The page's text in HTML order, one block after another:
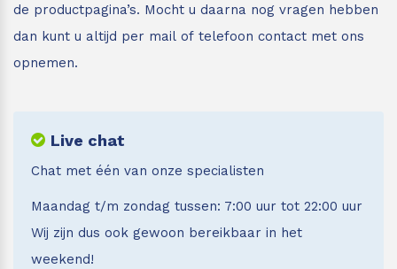
de productpagina’s. Mocht u daarna nog vragen hebben
dan kunt u altijd per mail of telefoon contact met ons
opnemen.
Live chat
Chat met één van onze specialisten
Maandag t/m zondag tussen: 7:00 uur tot 22:00 uur
Wij zijn dus ook gewoon bereikbaar in het
weekend!